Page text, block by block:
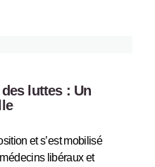
luttes : Un
et s’est mobilisé
libéraux et